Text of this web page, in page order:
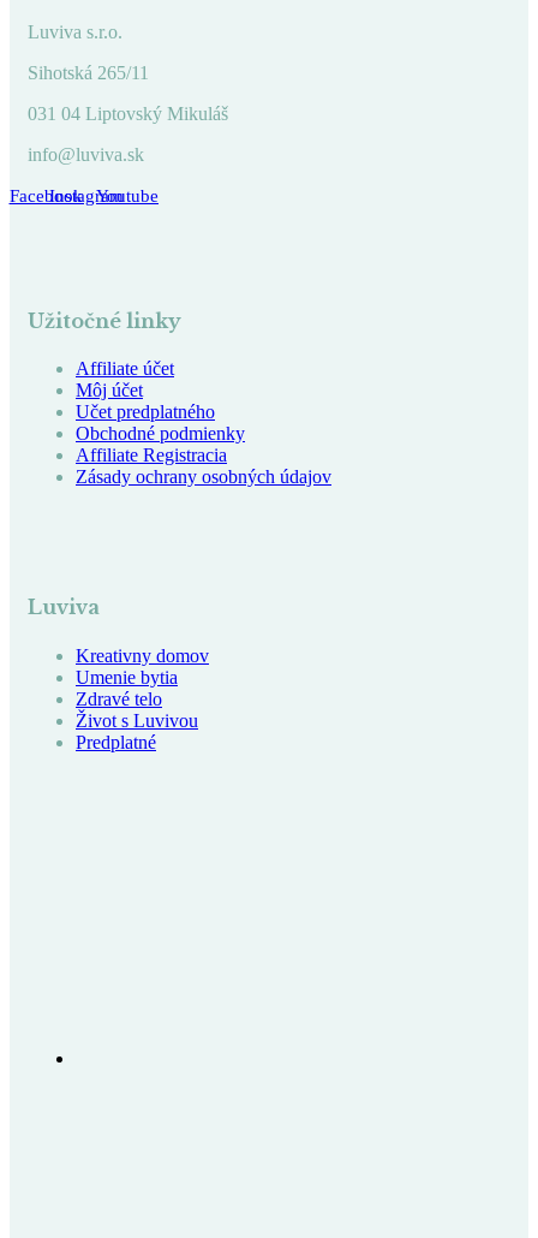
Luviva s.r.o.
Sihotská 265/11
031 04 Liptovský Mikuláš
info@luviva.sk
FacebookInstagramYoutube
Užitočné linky
Affiliate účet
Môj účet
Učet predplatného
Obchodné podmienky
Affiliate Registracia
Zásady ochrany osobných údajov
Luviva
Kreativny domov
Umenie bytia
Zdravé telo
Život s Luvivou
Predplatné